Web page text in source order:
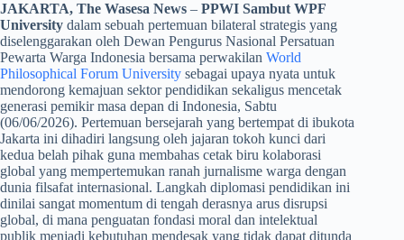
JAKARTA, The Wasesa News – PPWI Sambut WPF
University dalam sebuah pertemuan bilateral strategis yang
diselenggarakan oleh Dewan Pengurus Nasional Persatuan
Pewarta Warga Indonesia bersama perwakilan World
Philosophical Forum University sebagai upaya nyata untuk
mendorong kemajuan sektor pendidikan sekaligus mencetak
generasi pemikir masa depan di Indonesia, Sabtu
(06/06/2026). Pertemuan bersejarah yang bertempat di ibukota
Jakarta ini dihadiri langsung oleh jajaran tokoh kunci dari
kedua belah pihak guna membahas cetak biru kolaborasi
global yang mempertemukan ranah jurnalisme warga dengan
dunia filsafat internasional. Langkah diplomasi pendidikan ini
dinilai sangat momentum di tengah derasnya arus disrupsi
global, di mana penguatan fondasi moral dan intelektual
publik menjadi kebutuhan mendesak yang tidak dapat ditunda